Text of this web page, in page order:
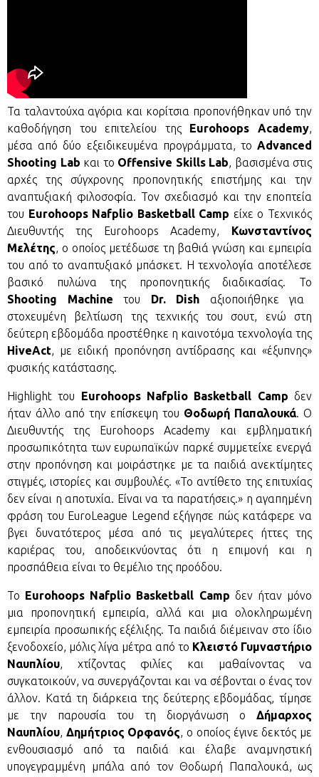
Τα ταλαντούχα αγόρια και κορίτσια προπονήθηκαν υπό την
καθοδήγηση του επιτελείου της Eurohoops Academy,
μέσα από δύο εξειδικευμένα προγράμματα, το Advanced
Shooting Lab και το Offensive Skills Lab, βασισμένα στις
αρχές της σύγχρονης προπονητικής επιστήμης και την
αναπτυξιακή φιλοσοφία. Τον σχεδιασμό και την εποπτεία
του Eurohoops Nafplio Basketball Camp είχε ο Τεχνικός
Διευθυντής της Eurohoops Academy, Κωνσταντίνος
Μελέτης, ο οποίος μετέδωσε τη βαθιά γνώση και εμπειρία
του από το αναπτυξιακό μπάσκετ. Η τεχνολογία αποτέλεσε
βασικό πυλώνα της προπονητικής διαδικασίας. Το
Shooting Machine του Dr. Dish αξιοποιήθηκε για
στοχευμένη βελτίωση της τεχνικής του σουτ, ενώ στη
δεύτερη εβδομάδα προστέθηκε η καινοτόμα τεχνολογία της
HiveAct, με ειδική προπόνηση αντίδρασης και «έξυπνης»
φυσικής κατάστασης.
Highlight του Eurohoops Nafplio Basketball Camp δεν
ήταν άλλο από την επίσκεψη του Θοδωρή Παπαλουκά. Ο
Διευθυντής της Eurohoops Academy και εμβληματική
προσωπικότητα των ευρωπαϊκών παρκέ συμμετείχε ενεργά
στην προπόνηση και μοιράστηκε με τα παιδιά ανεκτίμητες
στιγμές, ιστορίες και συμβουλές. «Το αντίθετο της επιτυχίας
δεν είναι η αποτυχία. Είναι να τα παρατήσεις.» η αγαπημένη
φράση του EuroLeague Legend εξήγησε πώς κατάφερε να
βγει δυνατότερος μέσα από τις μεγαλύτερες ήττες της
καριέρας του, αποδεικνύοντας ότι η επιμονή και η
προσπάθεια είναι το θεμέλιο της προόδου.
Το Eurohoops Nafplio Basketball Camp δεν ήταν μόνο
μια προπονητική εμπειρία, αλλά και μια ολοκληρωμένη
εμπειρία προσωπικής εξέλιξης. Τα παιδιά διέμειναν στο ίδιο
ξενοδοχείο, μόλις λίγα μέτρα από το Κλειστό Γυμναστήριο
Ναυπλίου, χτίζοντας φιλίες και μαθαίνοντας να
συγκατοικούν, να συνεργάζονται και να σέβονται ο ένας τον
άλλον. Κατά τη διάρκεια της δεύτερης εβδομάδας, τίμησε
με την παρουσία του τη διοργάνωση ο Δήμαρχος
Ναυπλίου, Δημήτριος Ορφανός, ο οποίος έγινε δεκτός με
ενθουσιασμό από τα παιδιά και έλαβε αναμνηστική
υπογεγραμμένη μπάλα από τον Θοδωρή Παπαλουκά, ως